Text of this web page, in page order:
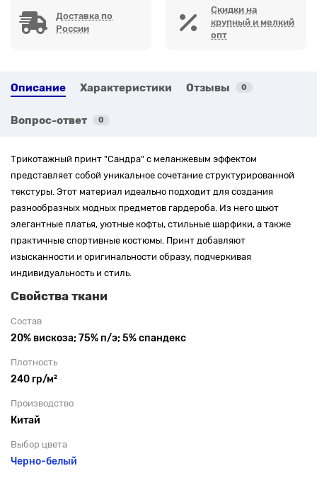
Доставка по
России
Скидки на
крупный и мелкий
опт
Описание Характеристики Отзывы 0
Вопрос-ответ 0
Трикотажный принт "Сандра" с меланжевым эффектом
представляет собой уникальное сочетание структурированной
текстуры. Этот материал идеально подходит для создания
разнообразных модных предметов гардероба. Из него шьют
элегантные платья, уютные кофты, стильные шарфики, а также
практичные спортивные костюмы. Принт добавляют
изысканности и оригинальности образу, подчеркивая
индивидуальность и стиль.
Свойства ткани
Состав
20% вискоза; 75% п/э; 5% спандекс
Плотность
240 гр/м²
Производство
Китай
Выбор цвета
Черно-белый